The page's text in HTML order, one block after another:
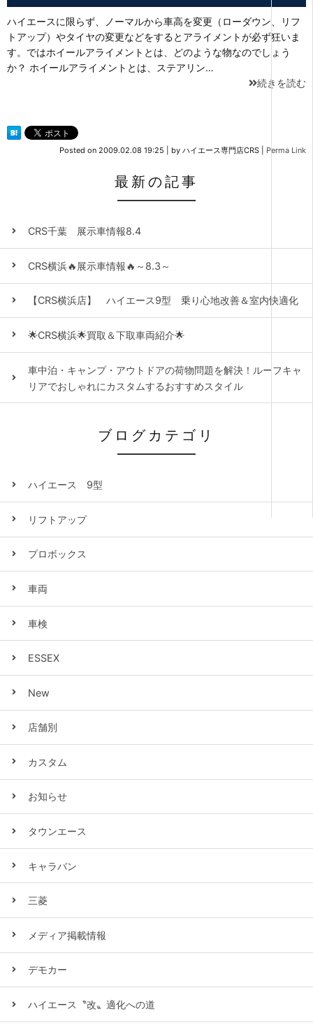
ハイエースに限らず、ノーマルから車高を変更（ローダウン、リフ
トアップ）やタイヤの変更などをするとアライメントが必ず狂いま
す。ではホイールアライメントとは、どのような物なのでしょう
か？ ホイールアライメントとは、ステアリン…
続きを読む
Posted on 2009.02.08 19:25 by ハイエース専門店CRS Perma Link
最新の記事
CRS千葉 展示車情報8.4
CRS横浜🔥展示車情報🔥～8.3～
【CRS横浜店】 ハイエース9型 乗り心地改善＆室内快適化
🌟CRS横浜🌟買取＆下取車両紹介🌟
車中泊・キャンプ・アウトドアの荷物問題を解決！ルーフキャ
リアでおしゃれにカスタムするおすすめスタイル
ブログカテゴリ
ハイエース 9型
リフトアップ
プロボックス
車両
車検
ESSEX
New
店舗別
カスタム
お知らせ
タウンエース
キャラバン
三菱
メディア掲載情報
デモカー
ハイエース〝改〟適化への道